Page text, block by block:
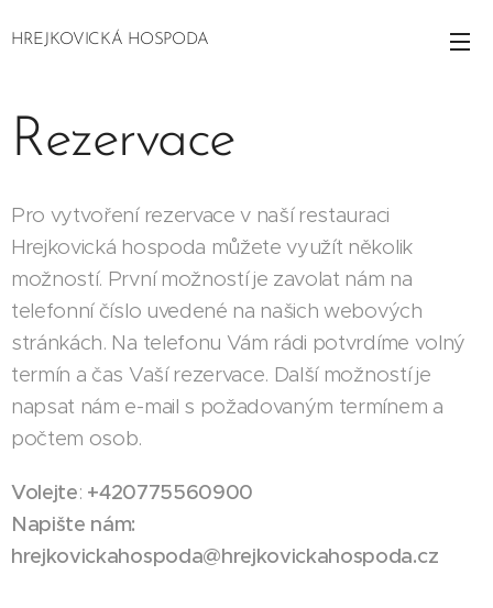
HREJKOVICKÁ HOSPODA
Rezervace
Pro vytvoření rezervace v naší restauraci
Hrejkovická hospoda můžete využít několik
možností. První možností je zavolat nám na
telefonní číslo uvedené na našich webových
stránkách. Na telefonu Vám rádi potvrdíme volný
termín a čas Vaší rezervace. Další možností je
napsat nám e-mail s požadovaným termínem a
počtem osob.
Volejte: +420775560900
Napište nám:
hrejkovickahospoda@hrejkovickahospoda.cz